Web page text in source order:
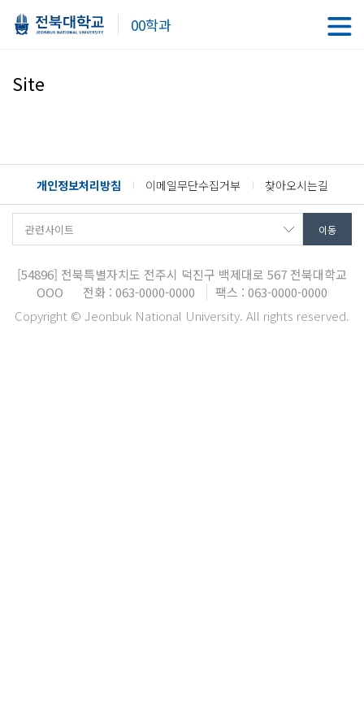
00학과
Site
개인정보처리방침 이메일무단수집거부 찾아오시는길
[54896] 전북특별자치도 전주시 덕진구 백제대로 567 전북대학교
OOO
전화 : 063-0000-0000
팩스 : 063-0000-0000
Copyright © Jeonbuk National University. All rights reserved.